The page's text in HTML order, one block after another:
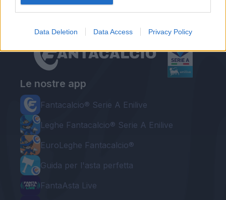
Data Deletion Data Access Privacy Policy
Le nostre app
Fantacalcio® Serie A Enilive
Leghe Fantacalcio® Serie A Enilive
EuroLeghe Fantacalcio®
Guida per l'asta perfetta
FantaAsta Live